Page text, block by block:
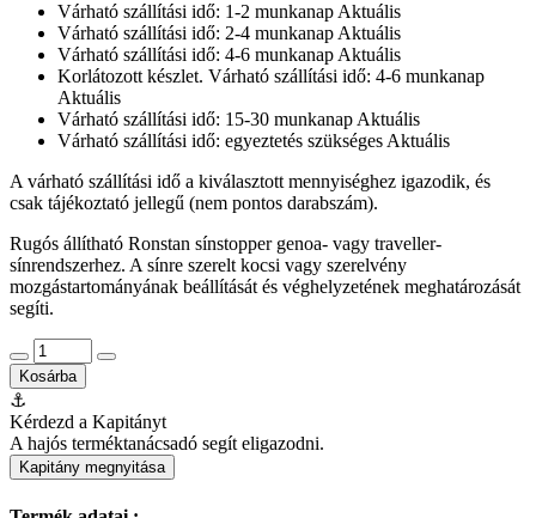
Várható szállítási idő: 1-2 munkanapAktuális
Várható szállítási idő: 2-4 munkanapAktuális
Várható szállítási idő: 4-6 munkanapAktuális
Korlátozott készlet. Várható szállítási idő: 4-6 munkanap
Aktuális
Várható szállítási idő: 15-30 munkanapAktuális
Várható szállítási idő: egyeztetés szükségesAktuális
A várható szállítási idő a kiválasztott mennyiséghez igazodik, és
csak tájékoztató jellegű (nem pontos darabszám).
Rugós állítható Ronstan sínstopper genoa- vagy traveller-
sínrendszerhez. A sínre szerelt kocsi vagy szerelvény
mozgástartományának beállítását és véghelyzetének meghatározását
segíti.
Kosárba
⚓
Kérdezd a Kapitányt
A hajós terméktanácsadó segít eligazodni.
Kapitány megnyitása